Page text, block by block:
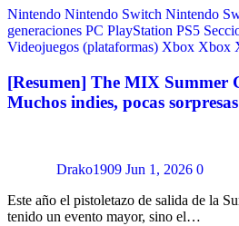
Nintendo Nintendo Switch Nintendo
generaciones PC PlayStation PS5
Videojuegos (plataformas) Xbox Xbox
[Resumen] The MIX Summer
Muchos indies, pocas sorpresas
Drako1909 Jun 1, 2026 0
Este año el pistoletazo de salida de la
tenido un evento mayor, sino el…